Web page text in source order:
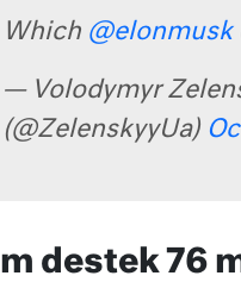
Which @elonmusk
— Volodymyr
(@ZelenskyyUa)
destek 76